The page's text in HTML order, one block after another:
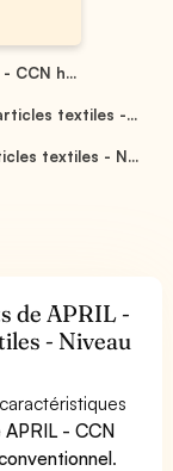
CCN h...
textiles -...
textiles - N...
de APRIL -
- Niveau
- CCN
.